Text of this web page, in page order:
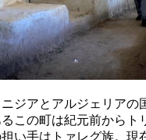
ジアとアルジェリアの
この町は紀元前からト
い手はトァレグ族。現